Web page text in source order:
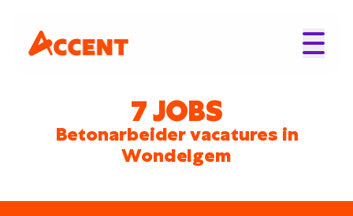
7 JOBS
Betonarbeider vacatures in
Wondelgem